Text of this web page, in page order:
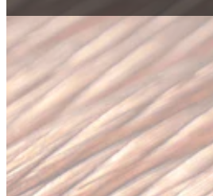
Кар'єра в МПКА
Контакти
+38 (098)-441-15-41
Шукати
Пошук
Пошук
×